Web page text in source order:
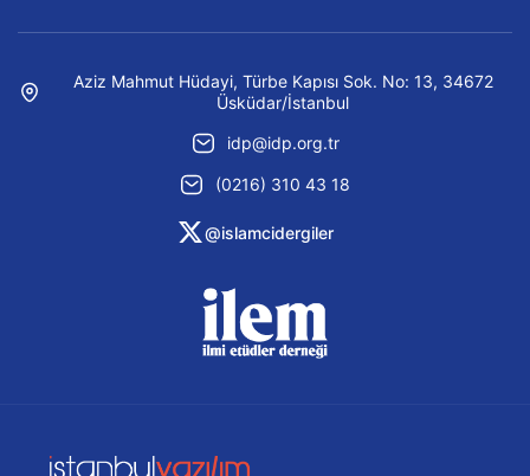
Aziz Mahmut Hüdayi, Türbe Kapısı Sok. No: 13, 34672
Üsküdar/İstanbul
idp@idp.org.tr
(0216) 310 43 18
@islamcidergiler